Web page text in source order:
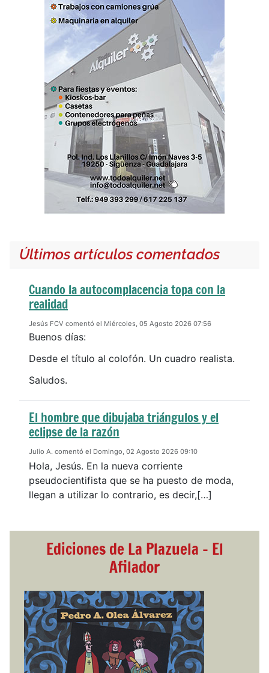
Últimos artículos comentados
Cuando la autocomplacencia topa con la
realidad
Jesús FCV comentó el Miércoles, 05 Agosto 2026 07:56
Buenos días:
Desde el título al colofón. Un cuadro realista.
Saludos.
El hombre que dibujaba triángulos y el
eclipse de la razón
Julio A. comentó el Domingo, 02 Agosto 2026 09:10
Hola, Jesús. En la nueva corriente
pseudocientifista que se ha puesto de moda,
llegan a utilizar lo contrario, es decir,[…]
Ediciones de La Plazuela - El
Afilador